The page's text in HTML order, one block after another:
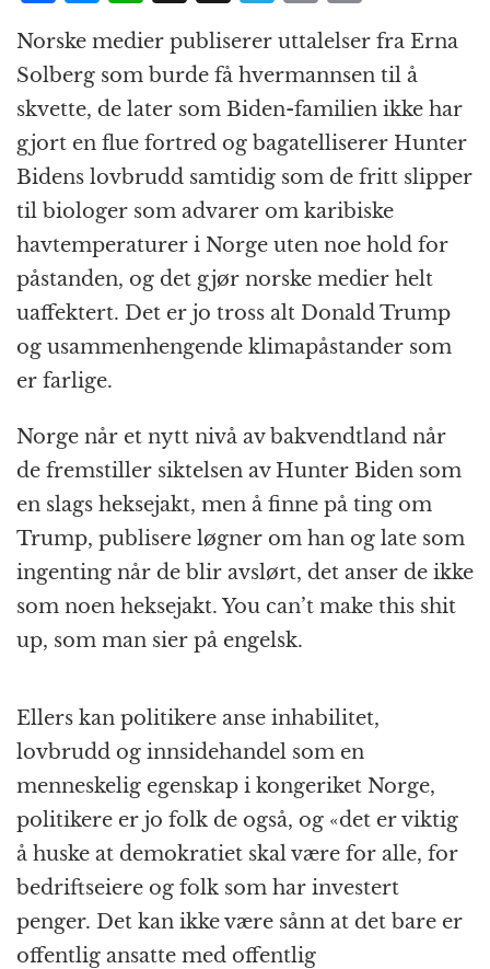
a
c
e
b
o
o
k
ss
e
n
g
e
r
at
s
A
p
p
a
p
c
h
at
e
g
r
a
m
ri
n
t
m
ai
l
Norske medier publiserer uttalelser fra Erna
Solberg som burde få hvermannsen til å
skvette, de later som Biden-familien ikke har
gjort en flue fortred og bagatelliserer Hunter
Bidens lovbrudd samtidig som de fritt slipper
til biologer som advarer om karibiske
havtemperaturer i Norge uten noe hold for
påstanden, og det gjør norske medier helt
uaffektert. Det er jo tross alt Donald Trump
og usammenhengende klimapåstander som
er farlige.
Norge når et nytt nivå av bakvendtland når
de fremstiller siktelsen av Hunter Biden som
en slags heksejakt, men å finne på ting om
Trump, publisere løgner om han og late som
ingenting når de blir avslørt, det anser de ikke
som noen heksejakt. You can’t make this shit
up, som man sier på engelsk.
Ellers kan politikere anse inhabilitet,
lovbrudd og innsidehandel som en
menneskelig egenskap i kongeriket Norge,
politikere er jo folk de også, og «det er viktig
å huske at demokratiet skal være for alle, for
bedriftseiere og folk som har investert
penger. Det kan ikke være sånn at det bare er
offentlig ansatte med offentlig